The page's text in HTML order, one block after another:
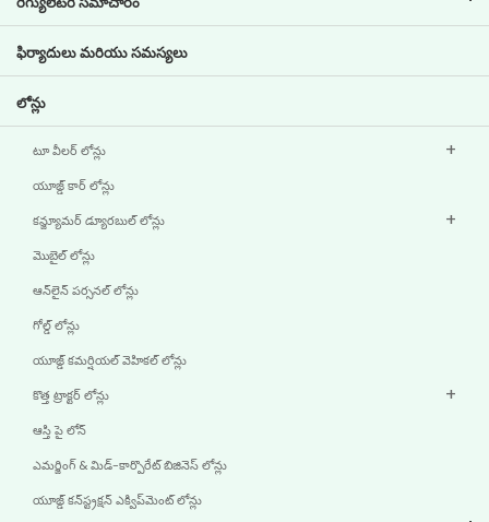
కీలక వ్యక్తులు
పెట్టుబడిదారు సమాచారం
ఇతర ప్రకటనలు
ఫిర్యాదులు మరియు సమస్యలు
లోన్లు
టూ వీలర్ లోన్లు
యూజ్డ్ కార్ లోన్లు
కన్జ్యూమర్ డ్యూరబుల్ లోన్లు
మొబైల్ లోన్లు
ఆన్‌లైన్ పర్సనల్ లోన్లు
గోల్డ్ లోన్లు
యూజ్డ్ కమర్షియల్ వెహికల్ లోన్లు
కొత్త ట్రాక్టర్ లోన్లు
ఆస్తి పై లోన్
ఎమర్జింగ్ & మిడ్-కార్పొరేట్ బిజినెస్ లోన్లు
యూజ్డ్ కన్‌స్ట్రక్షన్ ఎక్విప్‌మెంట్ లోన్లు